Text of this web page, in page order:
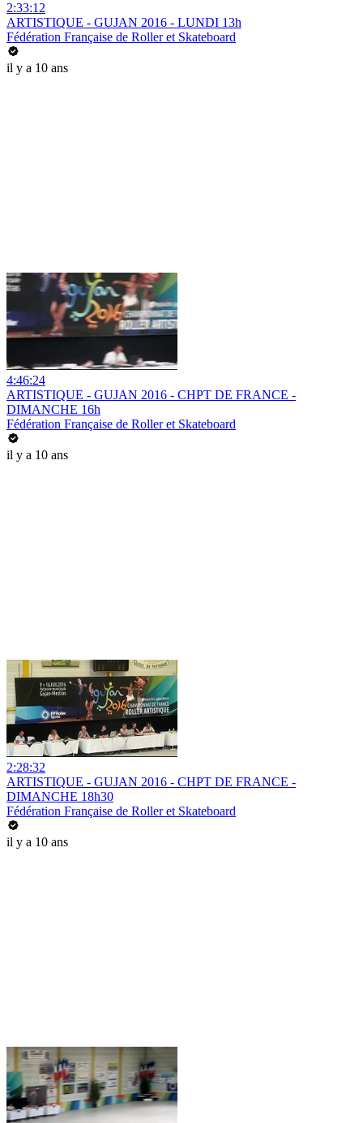
2:33:12
ARTISTIQUE - GUJAN 2016 - LUNDI 13h
Fédération Française de Roller et Skateboard
il y a 10 ans
4:46:24
ARTISTIQUE - GUJAN 2016 - CHPT DE FRANCE -
DIMANCHE 16h
Fédération Française de Roller et Skateboard
il y a 10 ans
2:28:32
ARTISTIQUE - GUJAN 2016 - CHPT DE FRANCE -
DIMANCHE 18h30
Fédération Française de Roller et Skateboard
il y a 10 ans